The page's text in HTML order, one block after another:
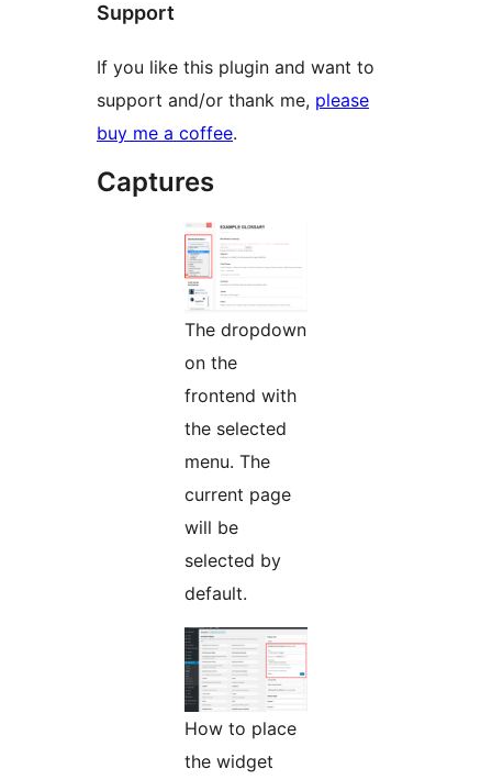
Support
If you like this plugin and want to
support and/or thank me, please
buy me a coffee.
Captures
The dropdown
on the
frontend with
the selected
menu. The
current page
will be
selected by
default.
How to place
the widget